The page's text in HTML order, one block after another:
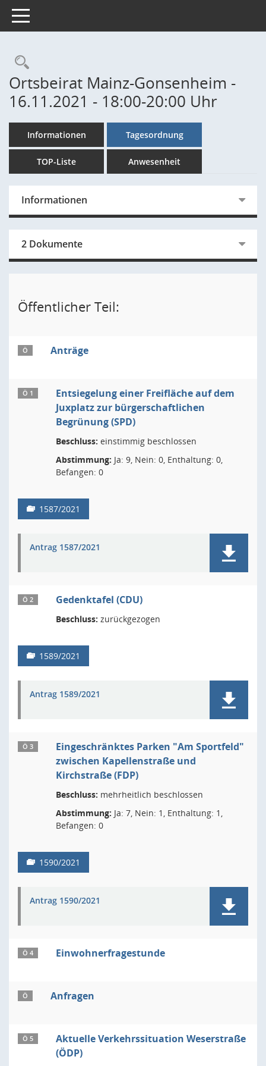
Toggle navigation
Rechercheauswahl
Ortsbeirat Mainz-Gonsenheim -
16.11.2021 - 18:00-20:00 Uhr
Informationen Tagesordnung
TOP-Liste Anwesenheit
Informationen
2 Dokumente
Öffentlicher Teil:
Ö Anträge
Ö 1
Entsiegelung einer Freifläche auf dem
Juxplatz zur bürgerschaftlichen
Begrünung (SPD)
Beschluss: einstimmig beschlossen
Abstimmung: Ja: 9, Nein: 0, Enthaltung: 0,
Befangen: 0
1587/2021
Antrag 1587/2021
Ö 2 Gedenktafel (CDU)
Beschluss: zurückgezogen
1589/2021
Antrag 1589/2021
Ö 3
Eingeschränktes Parken "Am Sportfeld"
zwischen Kapellenstraße und
Kirchstraße (FDP)
Beschluss: mehrheitlich beschlossen
Abstimmung: Ja: 7, Nein: 1, Enthaltung: 1,
Befangen: 0
1590/2021
Antrag 1590/2021
Ö 4 Einwohnerfragestunde
Ö Anfragen
Ö 5
Aktuelle Verkehrssituation Weserstraße
(ÖDP)